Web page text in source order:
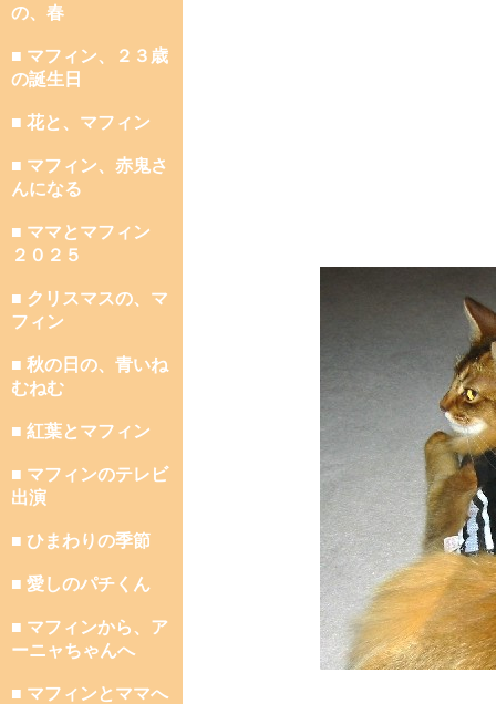
の、春
■ マフィン、２３歳
の誕生日
■ 花と、マフィン
■ マフィン、赤鬼さ
んになる
■ ママとマフィン
２０２５
■ クリスマスの、マ
フィン
■ 秋の日の、青いね
むねむ
■ 紅葉とマフィン
■ マフィンのテレビ
出演
■ ひまわりの季節
■ 愛しのパチくん
■ マフィンから、ア
ーニャちゃんへ
■ マフィンとママへ